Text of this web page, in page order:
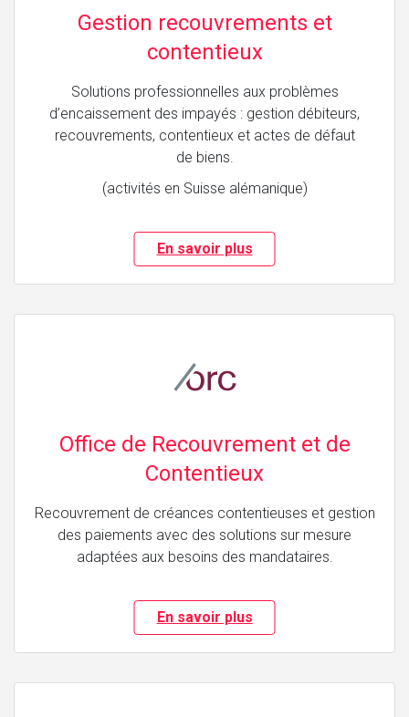
Gestion recouvrements et
contentieux
Solutions professionnelles aux problèmes
d’encaissement des impayés : gestion débiteurs,
recouvrements, contentieux et actes de défaut
de biens.
(activités en Suisse alémanique)
En savoir plus
Office de Recouvrement et de
Contentieux
Recouvrement de créances contentieuses et gestion
des paiements avec des solutions sur mesure
adaptées aux besoins des mandataires.
En savoir plus